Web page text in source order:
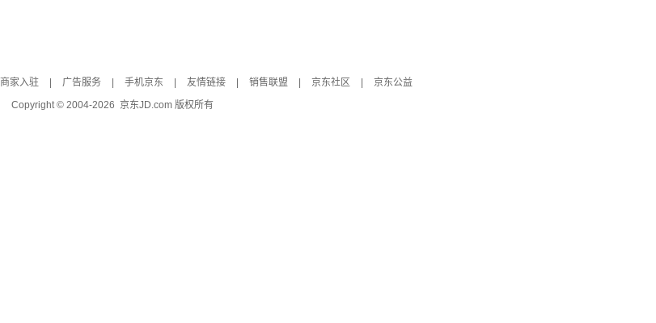
商家入驻 广告服务 手机京东 友情链接 销售联盟 京东社区
京东公益
Copyright © 2004-2026 京东JD.com 版权所有